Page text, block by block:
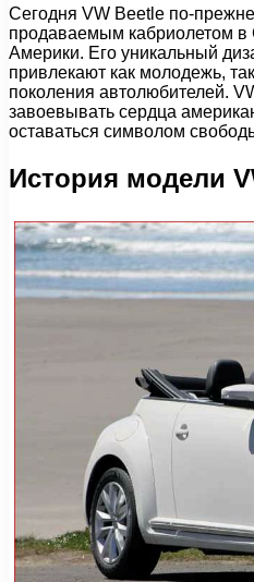
Сегодня VW Beetle по-
продаваемым кабриолетом
Америки. Его уникальный
привлекают как молодежь,
поколения автолюбителей.
завоевывать сердца
оставаться символом
История модели